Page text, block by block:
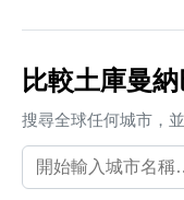
比較土庫曼
搜尋全球任何城市，